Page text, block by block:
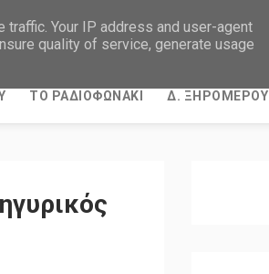
ΤΟ ΡΑΔΙΟΦΩΝΑΚΙ Δ. ΞΗΡΟΜΕΡΟΥ
Your IP address and user-agent
quality of service, generate usage